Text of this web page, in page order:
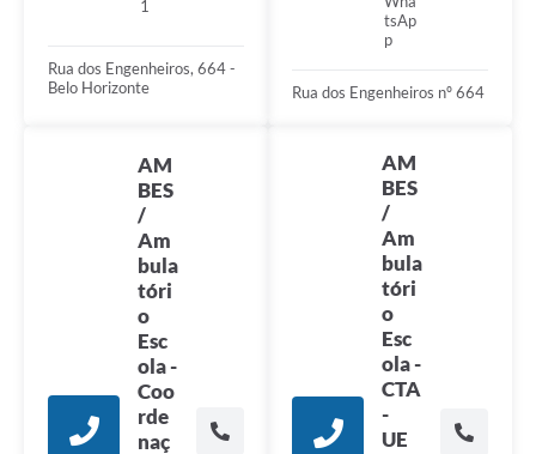
1
Rua dos Engenheiros, 664 -
Belo Horizonte
tsAp
p
Rua dos Engenheiros nº 664
AM
BES
/
Am
bula
tóri
o
Esc
ola -
Coo
rde
naç
AM
BES
/
Am
bula
tóri
o
Esc
ola -
CTA
-
UE